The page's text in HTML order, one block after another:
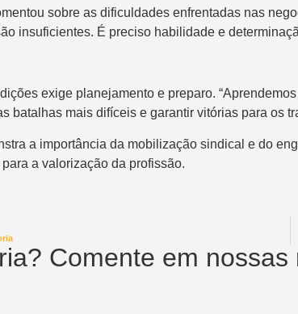
sobre as dificuldades enfrentadas nas
insuficientes. É preciso habilidade e
exige planejamento e preparo.
batalhas mais difíceis e garantir vitórias para os
a importância da mobilização sindical e do
a valorização da profissão.
Comente em nossas